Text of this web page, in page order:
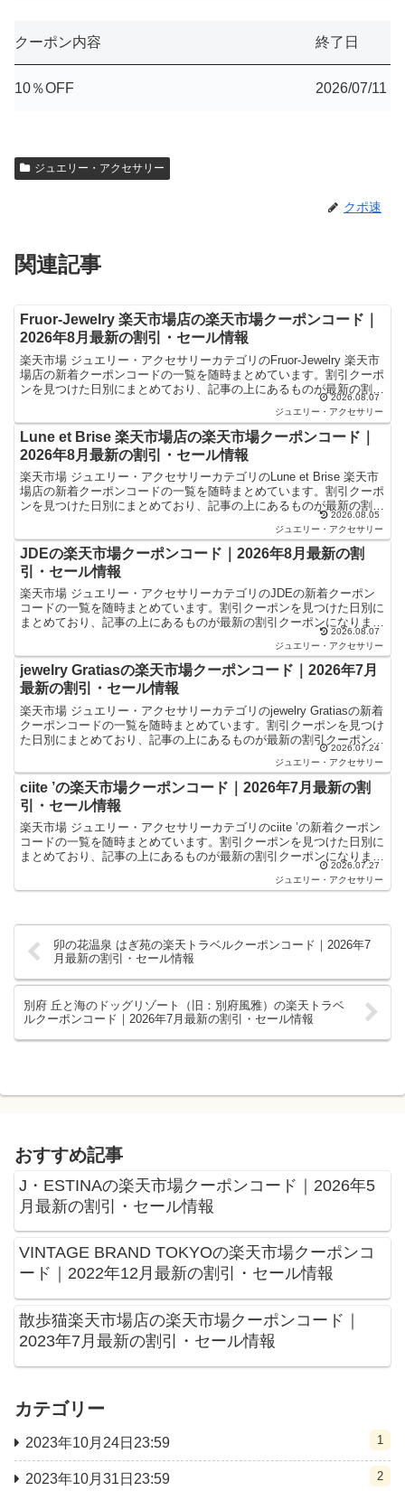
クーポン内容 終了日
10％OFF 2026/07/11
ジュエリー・アクセサリー
クポ速
関連記事
Fruor-Jewelry 楽天市場店の楽天市場クーポンコード｜
2026年8月最新の割引・セール情報
楽天市場 ジュエリー・アクセサリーカテゴリのFruor-Jewelry 楽天市
場店の新着クーポンコードの一覧を随時まとめています。割引クーポ
ンを見つけた日別にまとめており、記事の上にあるものが最新の割引
2026.08.07
ジュエリー・アクセサリー
Lune et Brise 楽天市場店の楽天市場クーポンコード｜
2026年8月最新の割引・セール情報
楽天市場 ジュエリー・アクセサリーカテゴリのLune et Brise 楽天市
場店の新着クーポンコードの一覧を随時まとめています。割引クーポ
ンを見つけた日別にまとめており、記事の上にあるものが最新の割引
2026.08.05
ジュエリー・アクセサリー
JDEの楽天市場クーポンコード｜2026年8月最新の割
引・セール情報
楽天市場 ジュエリー・アクセサリーカテゴリのJDEの新着クーポン
コードの一覧を随時まとめています。割引クーポンを見つけた日別に
まとめており、記事の上にあるものが最新の割引クーポンになりま
す。楽天スーパーセールやお買い物マラソンなどキャンペー...2026.08.07
ジュエリー・アクセサリー
jewelry Gratiasの楽天市場クーポンコード｜2026年7月
最新の割引・セール情報
楽天市場 ジュエリー・アクセサリーカテゴリのjewelry Gratiasの新着
クーポンコードの一覧を随時まとめています。割引クーポンを見つけ
た日別にまとめており、記事の上にあるものが最新の割引クーポンに
2026.07.24
ジュエリー・アクセサリー
ciite ’の楽天市場クーポンコード｜2026年7月最新の割
引・セール情報
楽天市場 ジュエリー・アクセサリーカテゴリのciite ’の新着クーポン
コードの一覧を随時まとめています。割引クーポンを見つけた日別に
まとめており、記事の上にあるものが最新の割引クーポンになりま
2026.07.27
ジュエリー・アクセサリー
卯の花温泉 はぎ苑の楽天トラベルクーポンコード｜2026年7
月最新の割引・セール情報
別府 丘と海のドッグリゾート（旧：別府風雅）の楽天トラベ
ルクーポンコード｜2026年7月最新の割引・セール情報
おすすめ記事
J・ESTINAの楽天市場クーポンコード｜2026年5
月最新の割引・セール情報
VINTAGE BRAND TOKYOの楽天市場クーポンコ
ード｜2022年12月最新の割引・セール情報
散歩猫楽天市場店の楽天市場クーポンコード｜
2023年7月最新の割引・セール情報
カテゴリー
2023年10月24日23:59 1
2023年10月31日23:59 2